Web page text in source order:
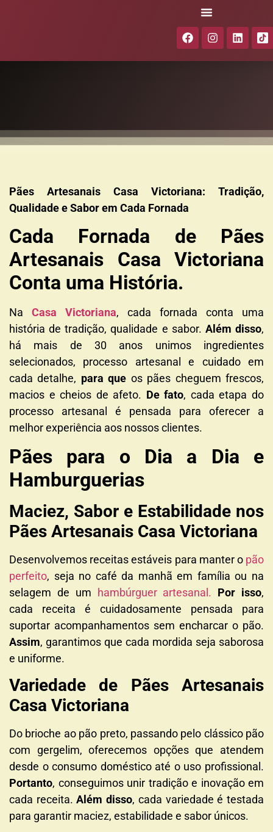
Pães Artesanais Casa Victoriana: Tradição,
Qualidade e Sabor em Cada Fornada
Cada Fornada de Pães
Artesanais Casa Victoriana
Conta uma História.
Na Casa Victoriana, cada fornada conta uma
história de tradição, qualidade e sabor. Além disso,
há mais de 30 anos unimos ingredientes
selecionados, processo artesanal e cuidado em
cada detalhe, para que os pães cheguem frescos,
macios e cheios de afeto. De fato, cada etapa do
processo artesanal é pensada para oferecer a
melhor experiência aos nossos clientes.
Pães para o Dia a Dia e
Hamburguerias
Maciez, Sabor e Estabilidade nos
Pães Artesanais Casa Victoriana
Desenvolvemos receitas estáveis para manter o pão
perfeito, seja no café da manhã em família ou na
selagem de um hambúrguer artesanal. Por isso,
cada receita é cuidadosamente pensada para
suportar acompanhamentos sem encharcar o pão.
Assim, garantimos que cada mordida seja saborosa
e uniforme.
Variedade de Pães Artesanais
Casa Victoriana
Do brioche ao pão preto, passando pelo clássico pão
com gergelim, oferecemos opções que atendem
desde o consumo doméstico até o uso profissional.
Portanto, conseguimos unir tradição e inovação em
cada receita.Além disso, cada variedade é testada
para garantir maciez, estabilidade e sabor únicos.